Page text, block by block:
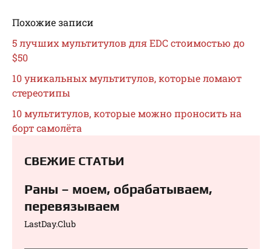
Похожие записи
5 лучших мультитулов для EDC стоимостью до
$50
10 уникальных мультитулов, которые ломают
стереотипы
10 мультитулов, которые можно проносить на
борт самолёта
СВЕЖИЕ СТАТЬИ
Раны – моем, обрабатываем,
перевязываем⁠⁠
LastDay.Club